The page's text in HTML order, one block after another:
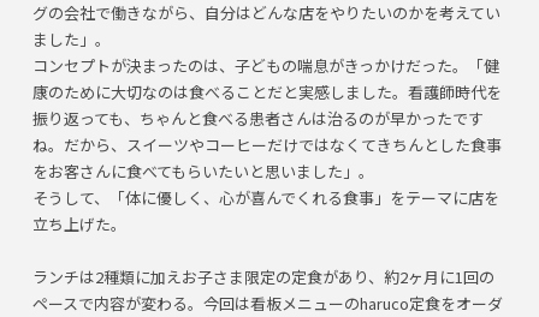
グの会社で働きながら、自分はどんな店をやりたいのかを考えてい
ました」。
コンセプトが決まったのは、子どもの喘息がきっかけだった。「健
康のために大切なのは食べることだと実感しました。看護師時代を
振り返っても、ちゃんと食べる患者さんは治るのが早かったです
ね。だから、スイーツやコーヒーだけではなくてきちんとした食事
をお客さんに食べてもらいたいと思いました」。
そうして、「体に優しく、心が喜んでくれる食事」をテーマに店を
立ち上げた。
ランチは2種類に加えお子さま限定の定食があり、約2ヶ月に1回の
ペースで内容が変わる。今回は看板メニューのharuco定食をオーダ